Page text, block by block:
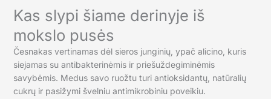
Kas slypi šiame derinyje iš
mokslo pusės
Česnakas vertinamas dėl sieros junginių, ypač alicino, kuris
siejamas su antibakterinėmis ir priešuždegiminėmis
savybėmis. Medus savo ruožtu turi antioksidantų, natūralių
cukrų ir pasižymi švelniu antimikrobiniu poveikiu.